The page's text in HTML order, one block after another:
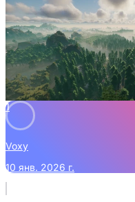
1
Voxy
10 янв. 2026 г.